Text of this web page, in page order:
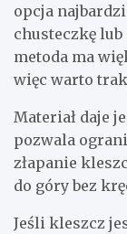
opcja
chusteczkę lub
metoda ma
więc warto
Materiał daje
pozwala
złapanie
do góry bez
Jeśli kleszcz